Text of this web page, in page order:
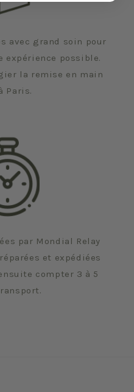
avec grand soin pour
possible.
la remise en main
Paris.
par Mondial Relay
et expédiées
compter 3 à 5